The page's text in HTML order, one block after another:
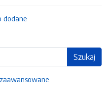
dodane
Szukaj